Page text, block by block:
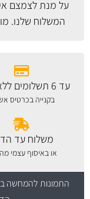
על מנת לצמצם
המשלוח שלנו.
עד 6 תשלומים ללא ריבית
בקנייה בכרטיס
משלוח עד
או באיסוף עצמי
התמונות להמחשה